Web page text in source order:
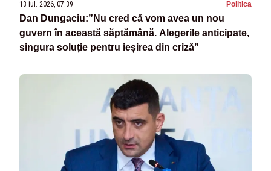
13 iul. 2026, 07:39 Politica
Dan Dungaciu:”Nu cred că vom avea un nou
guvern în această săptămână. Alegerile anticipate,
singura soluție pentru ieșirea din criză”